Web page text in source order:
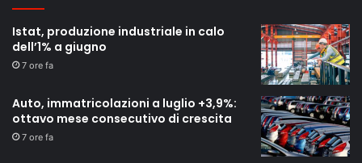
Istat, produzione industriale in calo
dell’1% a giugno
7 ore fa
Auto, immatricolazioni a luglio +3,9%:
ottavo mese consecutivo di crescita
7 ore fa